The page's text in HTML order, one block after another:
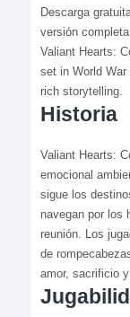
Descarga
versión
Valiant Hearts:
set in World
rich storytelling.
Historia
Valiant Hearts:
emocional
sigue los
navegan por los
reunión. Los
de
amor, sacrificio